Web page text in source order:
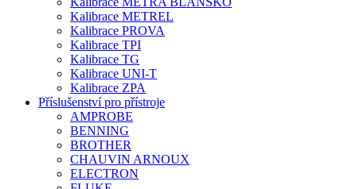
Kalibrace METREL
Kalibrace PROVA
Kalibrace TPI
Kalibrace TG
Kalibrace UNI-T
Kalibrace ZPA
Příslušenství pro přístroje
AMPROBE
BENNING
BROTHER
CHAUVIN ARNOUX
ELECTRON